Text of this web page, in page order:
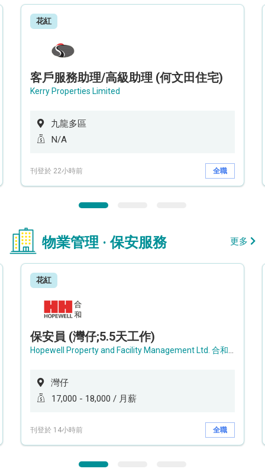
花紅
客戶服務助理/高級助理 (何文田住宅)
Kerry Properties Limited
九龍多區
N/A
刊登於 22小時前 全職
物業管理 · 保安服務 更多
花紅
保安員 (灣仔;5.5天工作)
灣仔
17,000 - 18,000 / 月薪
刊登於 14小時前 全職